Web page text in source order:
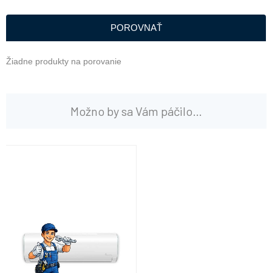
POROVNAŤ
Žiadne produkty na porovanie
Možno by sa Vám páčilo…